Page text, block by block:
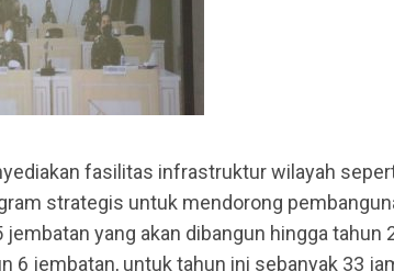
fasilitas infrastruktur wilayah
strategis untuk mendorong
jembatan yang akan dibangun hingga tahun
6 jembatan, untuk tahun ini sebanyak 33